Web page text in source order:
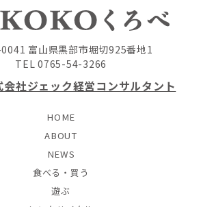
富山県黒部市堀切925番地1
TEL 0765-54-3266
会社ジェック経営コンサルタント
HOME
ABOUT
NEWS
食べる・買う
遊ぶ